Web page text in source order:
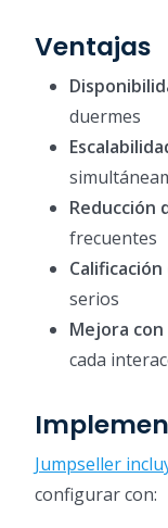
Ventajas
duermes
Reducción
frecuentes
serios
Mejora
cada
Jumpseller
configurar con: